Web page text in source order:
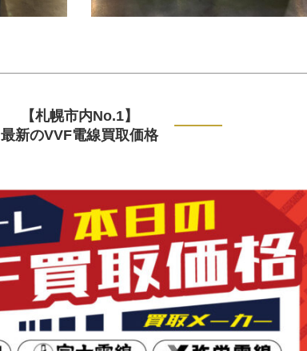
【札幌市内No.1】
最新のVVF電線買取価格